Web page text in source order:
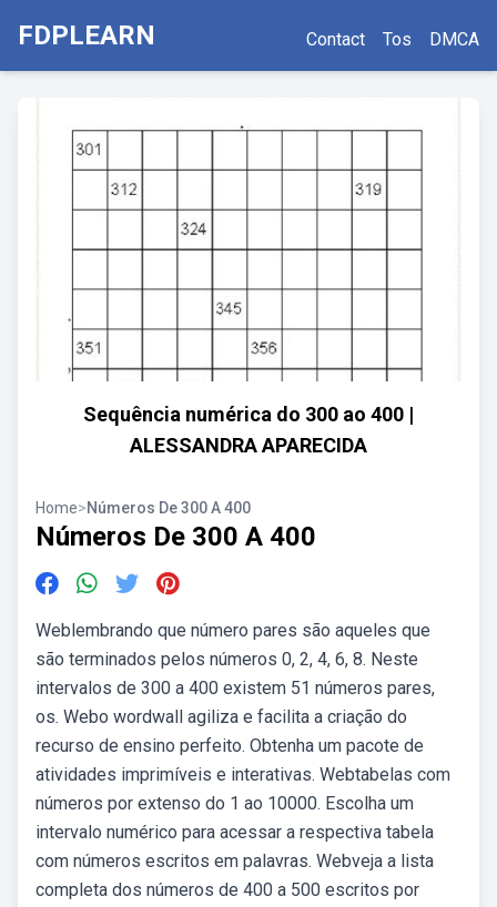
FDPLEARN Contact Tos DMCA
Sequência numérica do 300 ao 400 |
ALESSANDRA APARECIDA
Home>Números De 300 A 400
Números De 300 A 400
Weblembrando que número pares são aqueles que
são terminados pelos números 0, 2, 4, 6, 8. Neste
intervalos de 300 a 400 existem 51 números pares,
os. Webo wordwall agiliza e facilita a criação do
recurso de ensino perfeito. Obtenha um pacote de
atividades imprimíveis e interativas. Webtabelas com
números por extenso do 1 ao 10000. Escolha um
intervalo numérico para acessar a respectiva tabela
com números escritos em palavras. Webveja a lista
completa dos números de 400 a 500 escritos por